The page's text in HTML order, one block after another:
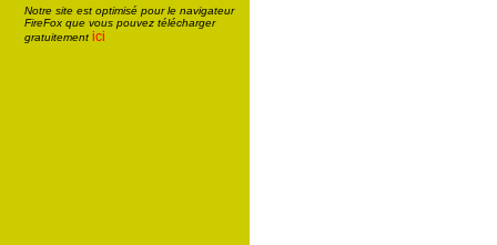
Notre site est optimisé pour le navigateur
FireFox que vous pouvez télécharger
gratuitement ici